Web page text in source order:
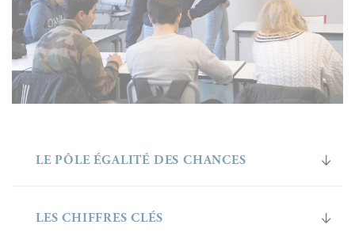
LE PÔLE ÉGALITÉ DES CHANCES
LES CHIFFRES CLÉS